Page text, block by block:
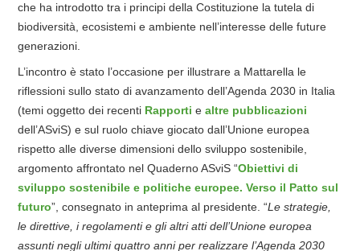
che ha introdotto tra i principi della Costituzione la tutela di
biodiversità, ecosistemi e ambiente nell’interesse delle future
generazioni.
L’incontro è stato l’occasione per illustrare a Mattarella le
riflessioni sullo stato di avanzamento dell’Agenda 2030 in Italia
(temi oggetto dei recenti Rapporti e altre pubblicazioni
dell’ASviS) e sul ruolo chiave giocato dall’Unione europea
rispetto alle diverse dimensioni dello sviluppo sostenibile,
argomento affrontato nel Quaderno ASviS “Obiettivi di
sviluppo sostenibile e politiche europee. Verso il Patto sul
futuro”, consegnato in anteprima al presidente. “Le strategie,
le direttive, i regolamenti e gli altri atti dell’Unione europea
assunti negli ultimi quattro anni per realizzare l’Agenda 2030